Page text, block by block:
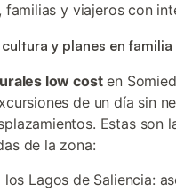
familias y viajeros con
y planes en familia
low costen
de un día sin
Estas son
de la zona:
los Lagos de Saliencia: